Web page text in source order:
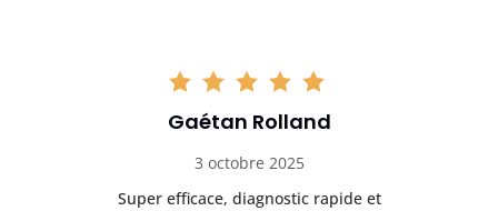
Gaétan Rolland
3 octobre 2025
Super efficace, diagnostic rapide et